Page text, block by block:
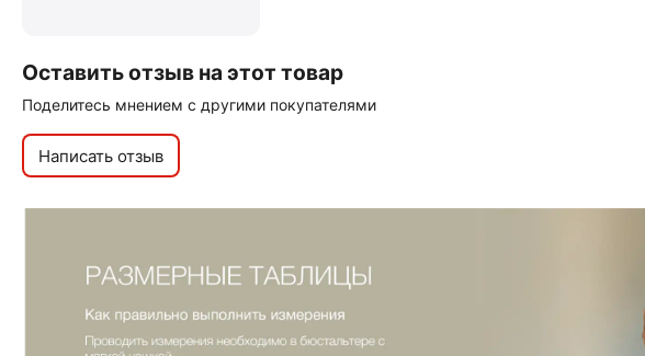
Оставить отзыв на этот товар
Поделитесь мнением с другими покупателями
Написать отзыв